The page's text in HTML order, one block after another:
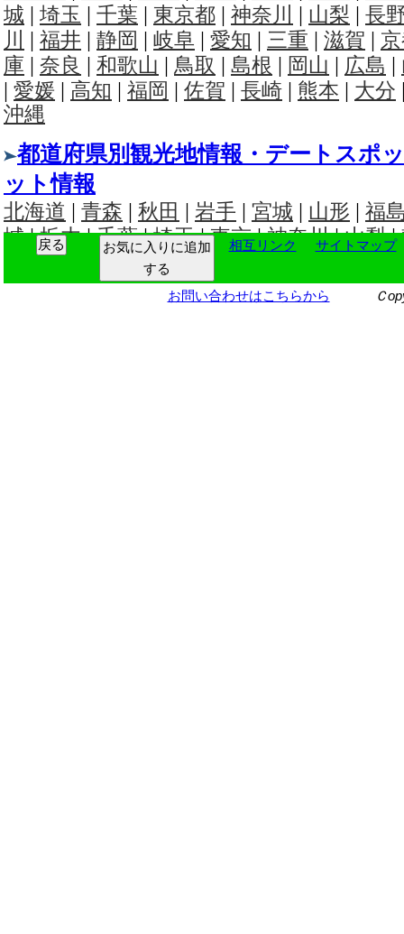
お気に入りに追加
する
相互リンク サイトマップ
お問い合わせはこちらから Ｃ